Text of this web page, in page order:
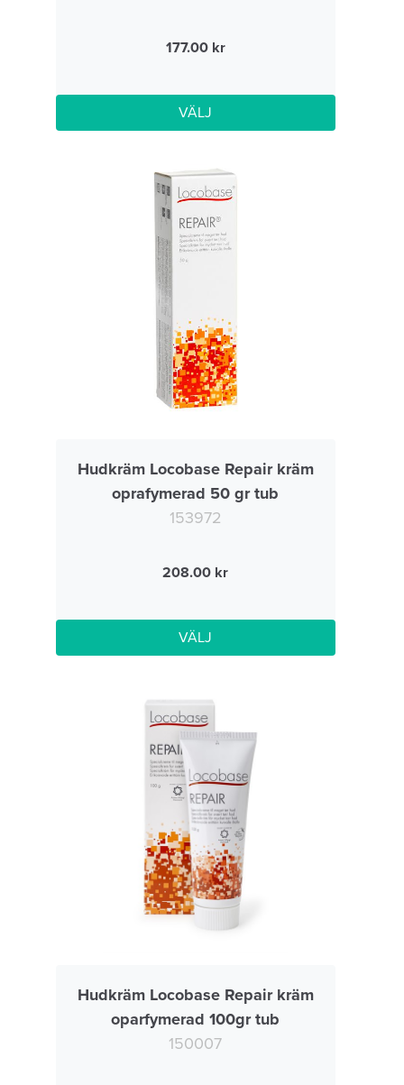
177.00
VÄLJ
Hudkräm Locobase Repair kräm
oprafymerad 50 gr tub
153972
208.00
VÄLJ
Hudkräm Locobase Repair kräm
oparfymerad 100gr tub
150007